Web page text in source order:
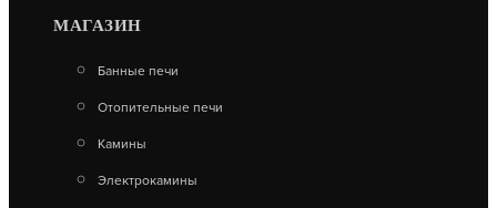
МАНГАЛ SMART-600 ОПТИМА
МАГАЗИН
Банные печи
Отопительные печи
Камины
Электрокамины